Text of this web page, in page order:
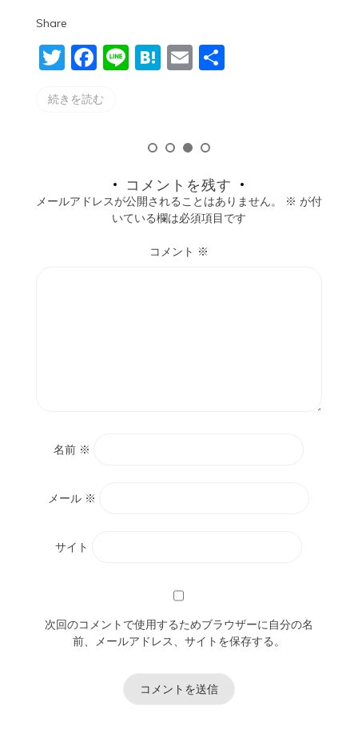
Share
T
itt
F
c
o
Li H
a
E 共
続きを読む
コメントを残す
メールアドレスが公開されることはありません。 ※ が付
いている欄は必須項目です
コメント ※
名前 ※
メール ※
サイト
次回のコメントで使用するためブラウザーに自分の名
前、メールアドレス、サイトを保存する。